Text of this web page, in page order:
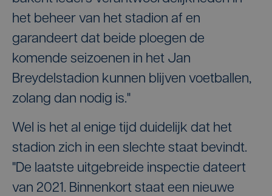
het beheer van het stadion af en
garandeert dat beide ploegen de
komende seizoenen in het Jan
Breydelstadion kunnen blijven voetballen,
zolang dan nodig is."
Wel is het al enige tijd duidelijk dat het
stadion zich in een slechte staat bevindt.
"De laatste uitgebreide inspectie dateert
van 2021. Binnenkort staat een nieuwe